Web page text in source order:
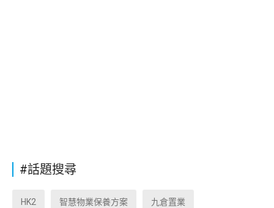
#話題搜尋
HK2 智慧物業保養方案 九倉置業